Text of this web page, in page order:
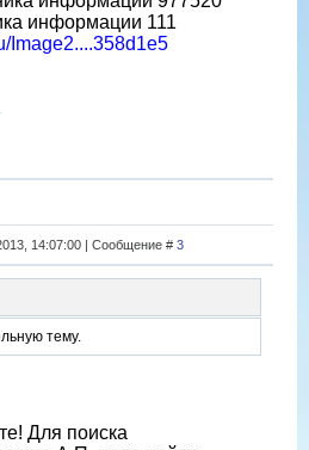
информации 111
Image2....358d1e5
14:07:00 | Сообщение # 3
тему.
Для поиска